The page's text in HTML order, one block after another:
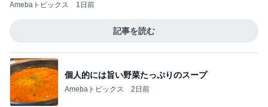
Amebaトピックス 1日前
記事を読む
個人的には旨い野菜たっぷりのスープ
Amebaトピックス 2日前